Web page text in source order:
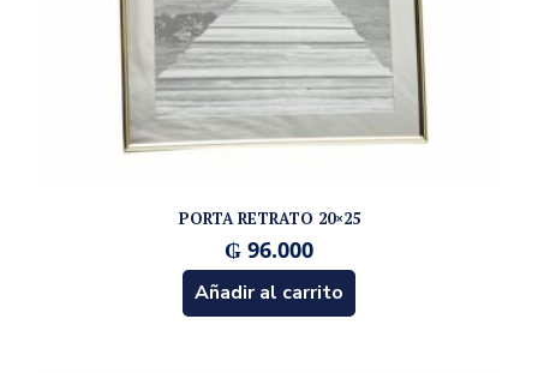
PORTA RETRATO 20×25
₲ 96.000
Añadir al carrito